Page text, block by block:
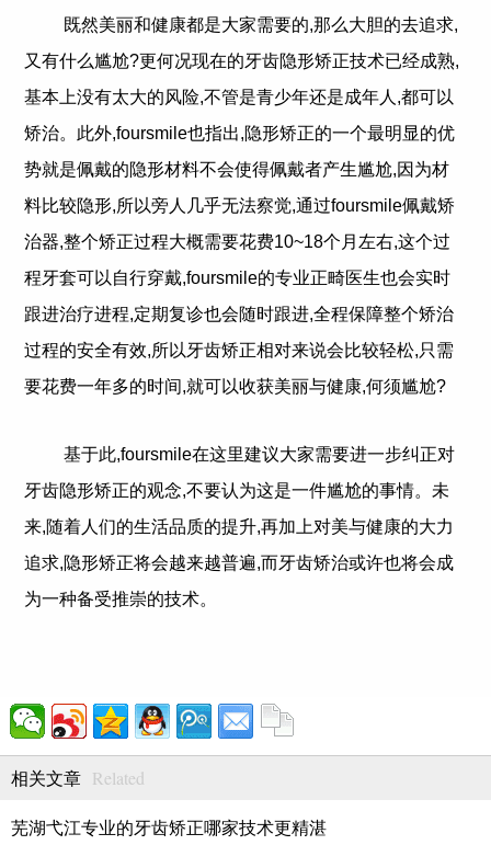
既然美丽和健康都是大家需要的,那么大胆的去追求,
又有什么尴尬?更何况现在的牙齿隐形矫正技术已经成熟,
基本上没有太大的风险,不管是青少年还是成年人,都可以
矫治。此外,foursmile也指出,隐形矫正的一个最明显的优
势就是佩戴的隐形材料不会使得佩戴者产生尴尬,因为材
料比较隐形,所以旁人几乎无法察觉,通过foursmile佩戴矫
治器,整个矫正过程大概需要花费10~18个月左右,这个过
程牙套可以自行穿戴,foursmile的专业正畸医生也会实时
跟进治疗进程,定期复诊也会随时跟进,全程保障整个矫治
过程的安全有效,所以牙齿矫正相对来说会比较轻松,只需
要花费一年多的时间,就可以收获美丽与健康,何须尴尬?
基于此,foursmile在这里建议大家需要进一步纠正对
牙齿隐形矫正的观念,不要认为这是一件尴尬的事情。未
来,随着人们的生活品质的提升,再加上对美与健康的大力
追求,隐形矫正将会越来越普遍,而牙齿矫治或许也将会成
为一种备受推崇的技术。
相关文章 Related
芜湖弋江专业的牙齿矫正哪家技术更精湛